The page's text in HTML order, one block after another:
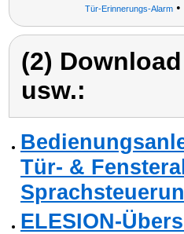
Tür-Erinnerungs-Alarm•
(2)
usw.:
Tür- &
ELESION-